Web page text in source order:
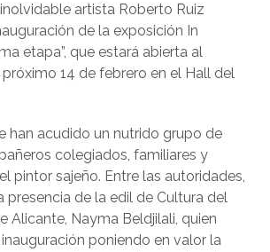
artista Roberto Ruiz
de la exposición In
etapa”, que estará abierta al
14 de febrero en el Hall del
han acudido un nutrido grupo de
colegiados, familiares y
pintor sajeño. Entre las autoridades,
presencia de la edil de Cultura del
Alicante, Nayma Beldjilali, quien
poniendo en valor la